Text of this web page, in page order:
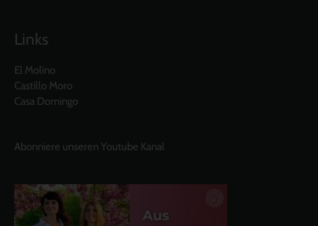
Links
El Molino
Castillo Moro
Casa Domingo
Abonniere unseren Youtube Kanal